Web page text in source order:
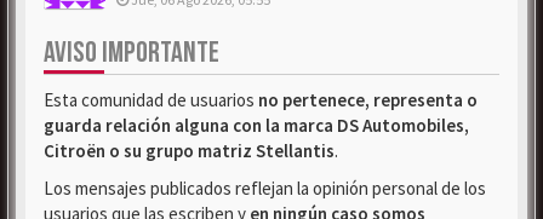
AVISO IMPORTANTE
Esta comunidad de usuarios no pertenece, representa o
guarda relación alguna con la marca DS Automobiles,
Citroën o su grupo matriz Stellantis.
Los mensajes publicados reflejan la opinión personal de los
usuarios que las escriben y en ningún caso somos